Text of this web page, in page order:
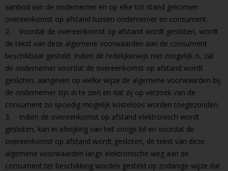
aanbod van de ondernemer en op elke tot stand gekomen
overeenkomst op afstand tussen ondernemer en consument.
2. Voordat de overeenkomst op afstand wordt gesloten, wordt
de tekst van deze algemene voorwaarden aan de consument
beschikbaar gesteld. Indien dit redelijkerwijs niet mogelijk is, zal
de ondernemer voordat de overeenkomst op afstand wordt
gesloten, aangeven op welke wijze de algemene voorwaarden bij
de ondernemer zijn in te zien en dat zij op verzoek van de
consument zo spoedig mogelijk kosteloos worden toegezonden.
3. Indien de overeenkomst op afstand elektronisch wordt
gesloten, kan in afwijking van het vorige lid en voordat de
overeenkomst op afstand wordt gesloten, de tekst van deze
algemene voorwaarden langs elektronische weg aan de
consument ter beschikking worden gesteld op zodanige wijze dat